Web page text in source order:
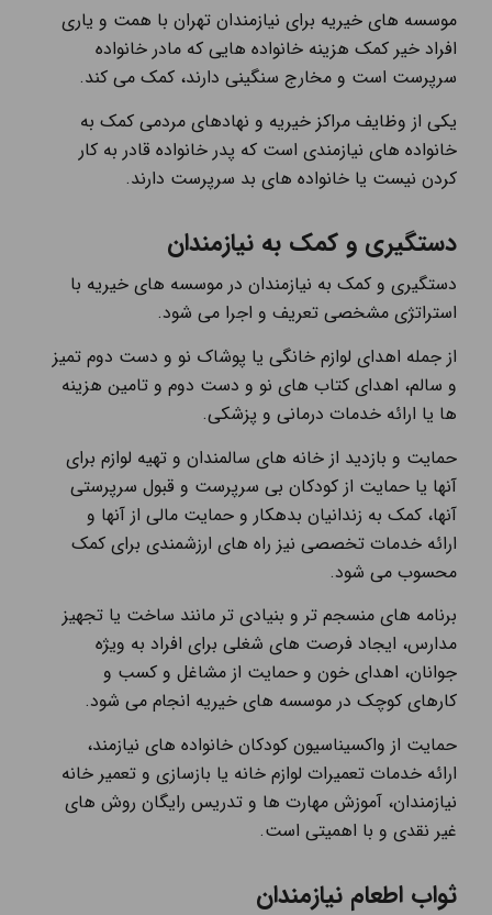
موسسه های خیریه برای نیازمندان تهران با همت و یاری
افراد خیر کمک هزینه خانواده هایی که مادر خانواده
سرپرست است و مخارج سنگینی دارند، کمک می کند.
یکی از وظایف مراکز خیریه و نهادهای مردمی کمک به
خانواده های نیازمندی است که پدر خانواده قادر به کار
کردن نیست یا خانواده های بد سرپرست دارند.
دستگیری و کمک به نیازمندان
دستگیری و کمک به نیازمندان در موسسه های خیریه با
استراتژی مشخصی تعریف و اجرا می شود.
از جمله اهدای لوازم خانگی یا پوشاک نو و دست دوم تمیز
و سالم، اهدای کتاب های نو و دست دوم و تامین هزینه
ها یا ارائه خدمات درمانی و پزشکی.
حمایت و بازدید از خانه های سالمندان و تهیه لوازم برای
آنها یا حمایت از کودکان بی سرپرست و قبول سرپرستی
آنها، کمک به زندانیان بدهکار و حمایت مالی از آنها و
ارائه خدمات تخصصی نیز راه های ارزشمندی برای کمک
محسوب می شود.
برنامه های منسجم تر و بنیادی تر مانند ساخت یا تجهیز
مدارس، ایجاد فرصت های شغلی برای افراد به ویژه
جوانان، اهدای خون و حمایت از مشاغل و کسب و
کارهای کوچک در موسسه های خیریه انجام می شود.
حمایت از واکسیناسیون کودکان خانواده های نیازمند،
ارائه خدمات تعمیرات لوازم خانه یا بازسازی و تعمیر خانه
نیازمندان، آموزش مهارت ها و تدریس رایگان روش های
غیر نقدی و با اهمیتی است.
ثواب اطعام نیازمندان